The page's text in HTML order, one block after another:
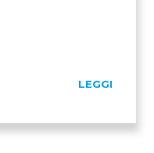
LEGGI